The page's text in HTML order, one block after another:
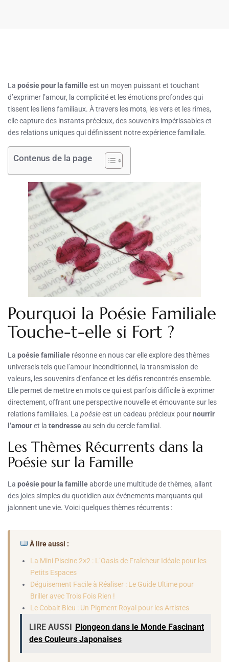
La poésie pour la familleest un moyen puissant et touchant
d’exprimer l’amour, la complicité et les émotions profondes qui
tissent les liens familiaux. À travers les mots, les vers et les rimes,
elle capture des instants précieux, des souvenirs impérissables et
des relations uniques qui définissent notre expérience familiale.
Contenus de la page
Pourquoi la Poésie Familiale
Touche-t-elle si Fort ?
La poésie familiale résonne en nous car elle explore des thèmes
universels tels que l’amour inconditionnel, la transmission de
valeurs, les souvenirs d’enfance et les défis rencontrés ensemble.
Elle permet de mettre en mots ce qui est parfois difficile à exprimer
directement, offrant une perspective nouvelle et émouvante sur les
relations familiales. La poésieest un cadeau précieux pournourrir
l’amouret la tendresseau sein du cercle familial.
Les Thèmes Récurrents dans la
Poésie sur la Famille
La poésie pour la familleaborde une multitude de thèmes, allant
des joies simples du quotidien aux événements marquants qui
jalonnent une vie. Voici quelques thèmes récurrents :
À lire aussi :
La Mini Piscine 2×2 : L’Oasis de Fraîcheur Idéale pour les
Petits Espaces
Déguisement Facile à Réaliser : Le Guide Ultime pour
Briller avec Trois Fois Rien !
Le Cobalt Bleu : Un Pigment Royal pour les Artistes
LIRE AUSSI Plongeon dans le Monde Fascinant
des Couleurs Japonaises